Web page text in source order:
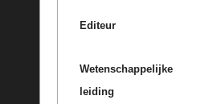
Editeur
Wetenschappelijke
leiding